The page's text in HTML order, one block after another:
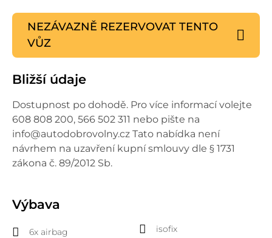
NEZÁVAZNĚ REZERVOVAT TENTO
VŮZ
Bližší údaje
Dostupnost po dohodě. Pro více informací volejte
608 808 200, 566 502 311 nebo pište na
info@autodobrovolny.cz Tato nabídka není
návrhem na uzavření kupní smlouvy dle § 1731
zákona č. 89/2012 Sb.
Výbava
6x airbag
isofix